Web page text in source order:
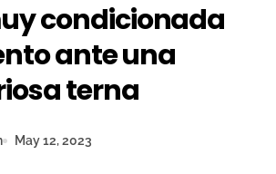
condicionada
ante una
terna
May 12, 2023